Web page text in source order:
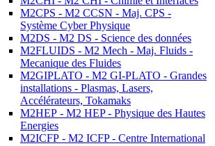
M2CPS - M2 CCSN - Maj. CPS -
Système Cyber Physique
M2DS - M2 DS - Science des données
M2FLUIDS - M2 Mech - Maj. Fluids -
Mecanique des Fluides
M2GIPLATO - M2 GI-PLATO - Grandes
installations - Plasmas, Lasers,
Accélérateurs, Tokamaks
M2HEP - M2 HEP - Physique des Hautes
Energies
M2ICFP - M2 ICFP - Centre International